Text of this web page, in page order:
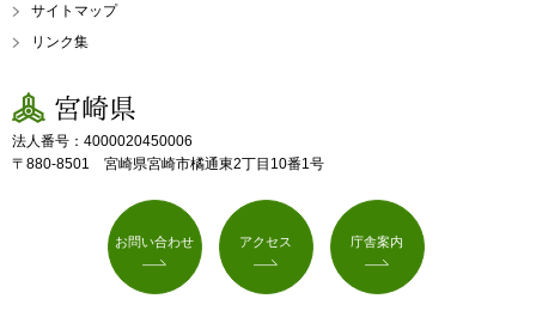
サイトマップ
リンク集
宮崎県
法人番号：4000020450006
〒880-8501 宮崎県宮崎市橘通東2丁目10番1号
お問い合わせ アクセス 庁舎案内